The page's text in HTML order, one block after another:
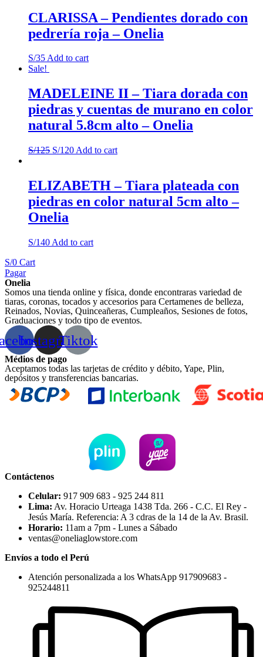
CLARISSA – Pendientes dorado con
pedrería roja – Onelia
S/35Add to cart
Sale!
MADELEINE II – Tiara dorada con
piedras y cuentas de murano en color
natural 5.8cm alto – Onelia
S/125 S/120 Add to cart
ELIZABETH – Tiara plateada con
piedras en color natural 5cm alto –
Onelia
S/140 Add to cart
S/0 Cart
Pagar
Onelia
Somos una tienda online y física, donde encontraras variedad de
tiaras, coronas, tocados y accesorios para Certamenes de belleza,
Reinados, Novias, Quinceañeras, Cumpleaños, Sesiones de fotos,
Graduaciones y todo tipo de eventos.
InstagramTiktok
Médios de pago
Aceptamos todas las tarjetas de crédito y débito, Yape, Plin,
depósitos y transferencias bancarias.
Contáctenos
Celular: 917 909 683 - 925 244 811
Lima: Av. Horacio Urteaga 1438 Tda. 266 - C.C. El Rey -
Jesús María. Referencia: A 3 cdras de la 14 de la Av. Brasil.
Horario: 11am a 7pm - Lunes a Sábado
ventas@oneliaglowstore.com
Envíos a todo el Perú
Atención personalizada a los WhatsApp 917909683 -
925244811